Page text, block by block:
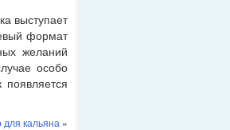
выступает
формат
желаний
особо
появляется
для кальяна »